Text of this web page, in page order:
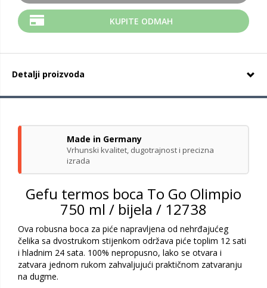
KUPITE ODMAH
Detalji proizvoda
Made in Germany
Vrhunski kvalitet, dugotrajnost i precizna
izrada
Gefu termos boca To Go Olimpio
750 ml / bijela / 12738
Ova robusna boca za piće napravljena od nehrđajućeg
čelika sa dvostrukom stijenkom održava piće toplim 12 sati
i hladnim 24 sata. 100% nepropusno, lako se otvara i
zatvara jednom rukom zahvaljujući praktičnom zatvaranju
na dugme.